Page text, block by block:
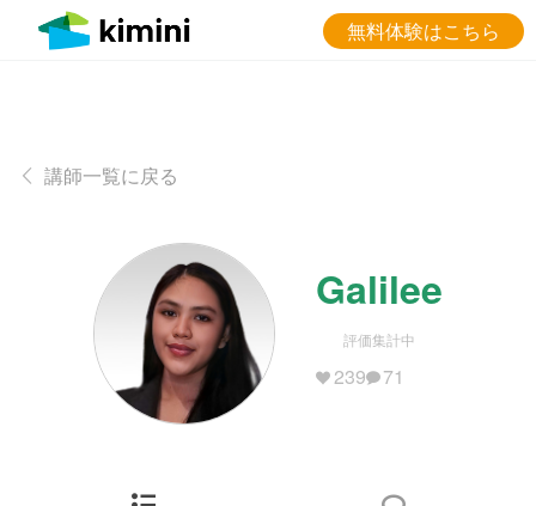
無料体験はこちら
講師一覧に戻る
Galilee
評価集計中
239 71